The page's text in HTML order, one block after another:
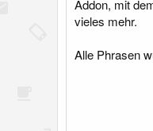
Addon, mit
vieles mehr.
Alle Phrasen